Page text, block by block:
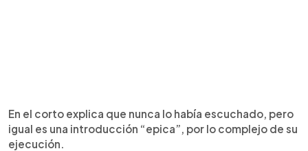
En el corto explica que nunca lo había escuchado, pero
igual es una introducción “epica”, por lo complejo de su
ejecución.